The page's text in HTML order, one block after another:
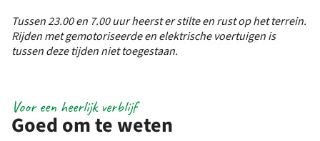
Tussen 23.00 en 7.00 uur heerst er stilte en rust op het terrein.
Rijden met gemotoriseerde en elektrische voertuigen is
tussen deze tijden niet toegestaan.
Goed om te weten
Voor een heerlijk verblijf